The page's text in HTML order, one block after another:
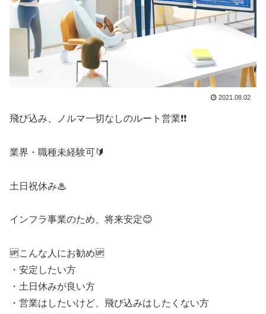
2021.08.02
飛び込み、ノルマ一切なしのルート営業❗❗
業界・職種未経験可🔰
土日祝休み♨
インフラ事業のため、将来安定😊
🆙こんな人にお勧め🆙
・安定したい方
・土日休みが良い方
・営業はしたいけど、飛び込みはしたくない方